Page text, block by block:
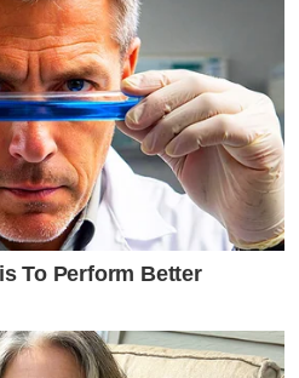
To Perform Better